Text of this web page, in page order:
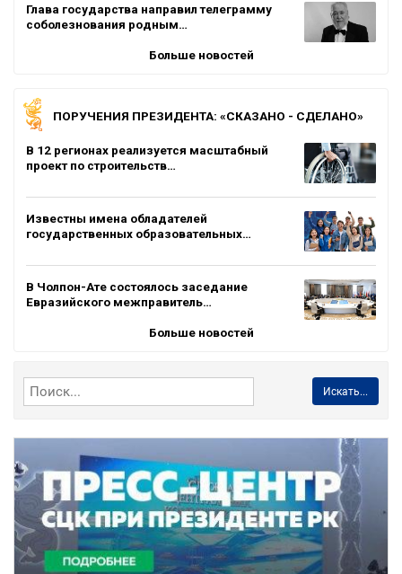
Глава государства направил телеграмму
соболезнования родным…
Больше новостей
ПОРУЧЕНИЯ ПРЕЗИДЕНТА: «СКАЗАНО - СДЕЛАНО»
В 12 регионах реализуется масштабный
проект по строительств…
Известны имена обладателей
государственных образовательных…
В Чолпон-Ате состоялось заседание
Евразийского межправитель…
Больше новостей
Искать...